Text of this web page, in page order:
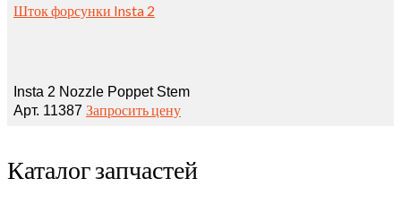
Шток форсунки Insta 2
Insta 2 Nozzle Poppet Stem
Арт. 11387 Запросить цену
Каталог запчастей